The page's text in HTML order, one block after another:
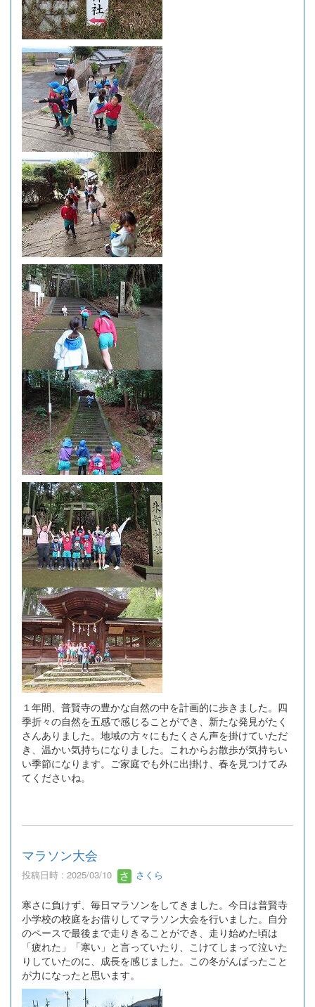
１年間、普賢寺の豊かな自然の中を計画的に歩きました。四
季折々の自然を五感で感じることができ、新たな発見がたく
さんありました。地域の方々にもたくさん声を掛けていただ
き、温かい気持ちになりました。これからお散歩が気持ちい
い季節になります。ご家庭でも外に出掛け、春を見つけてみ
てくださいね。
マラソン大会
投稿日時 : 2025/03/10 さくら
寒さに負けず、毎日マラソンをしてきました。今日は普賢寺
小学校の校庭をお借りしてマラソン大会を行いました。自分
のペースで最後まで走りきることができ、走り始めた頃は
「疲れた」「寒い」と言っていたり、こけてしまって泣いた
りしていたのに、成長を感じました。この冬がんばったこと
が力になったと思います。